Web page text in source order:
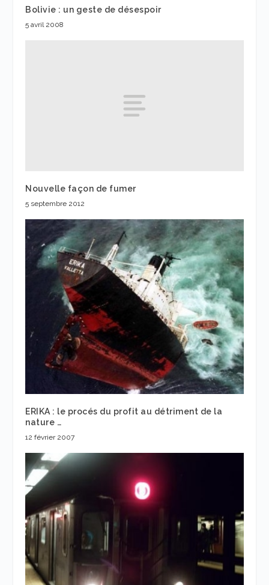
Bolivie : un geste de désespoir
5 avril 2008
Nouvelle façon de fumer
5 septembre 2012
ERIKA : le procés du profit au détriment de la
nature …
12 février 2007